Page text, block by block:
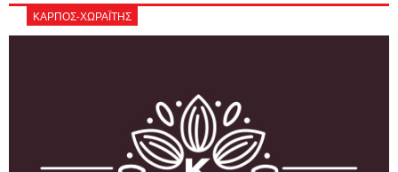
ΚΑΡΠΟΣ-ΧΩΡΑΪΤΗΣ